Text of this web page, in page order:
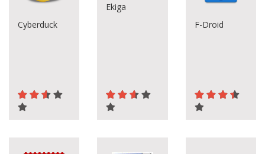
Cyberduck
Ekiga
F-Droid